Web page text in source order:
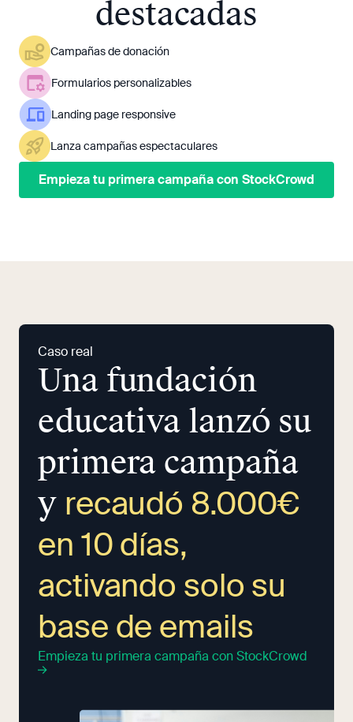
destacadas
Campañas de donación
Formularios personalizables
Landing page responsive
Lanza campañas espectaculares
Empieza tu primera campaña con StockCrowd
Caso real
Una fundación
educativa lanzó su
primera campaña
y recaudó 8.000€
en 10 días,
activando solo su
base de emails
Empieza tu primera campaña con StockCrowd